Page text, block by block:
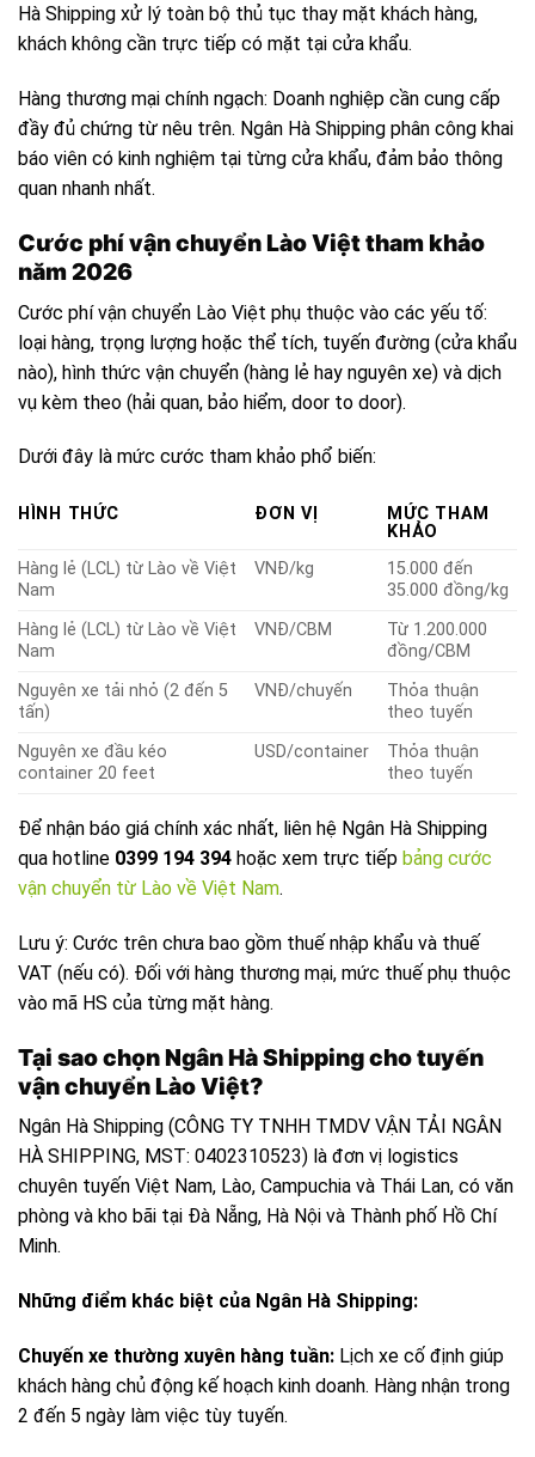
Hà Shipping xử lý toàn bộ thủ tục thay mặt khách hàng,
khách không cần trực tiếp có mặt tại cửa khẩu.
Hàng thương mại chính ngạch: Doanh nghiệp cần cung cấp
đầy đủ chứng từ nêu trên. Ngân Hà Shipping phân công khai
báo viên có kinh nghiệm tại từng cửa khẩu, đảm bảo thông
quan nhanh nhất.
Cước phí vận chuyển Lào Việt tham khảo
năm 2026
Cước phí vận chuyển Lào Việt phụ thuộc vào các yếu tố:
loại hàng, trọng lượng hoặc thể tích, tuyến đường (cửa khẩu
nào), hình thức vận chuyển (hàng lẻ hay nguyên xe) và dịch
vụ kèm theo (hải quan, bảo hiểm, door to door).
Dưới đây là mức cước tham khảo phổ biến:
HÌNH THỨC ĐƠN VỊ
MỨC THAM
KHẢO
Hàng lẻ (LCL) từ Lào về Việt
Nam
VNĐ/kg
15.000 đến
35.000 đồng/kg
Hàng lẻ (LCL) từ Lào về Việt
Nam
VNĐ/CBM
Từ 1.200.000
đồng/CBM
Nguyên xe tải nhỏ (2 đến 5
tấn)
VNĐ/chuyến
Thỏa thuận
theo tuyến
Nguyên xe đầu kéo
container 20 feet
USD/container
Thỏa thuận
theo tuyến
Để nhận báo giá chính xác nhất, liên hệ Ngân Hà Shipping
qua hotline 0399 194 394 hoặc xem trực tiếp bảng cước
vận chuyển từ Lào về Việt Nam.
Lưu ý: Cước trên chưa bao gồm thuế nhập khẩu và thuế
VAT (nếu có). Đối với hàng thương mại, mức thuế phụ thuộc
vào mã HS của từng mặt hàng.
Tại sao chọn Ngân Hà Shipping cho tuyến
vận chuyển Lào Việt?
Ngân Hà Shipping (CÔNG TY TNHH TMDV VẬN TẢI NGÂN
HÀ SHIPPING, MST: 0402310523) là đơn vị logistics
chuyên tuyến Việt Nam, Lào, Campuchia và Thái Lan, có văn
phòng và kho bãi tại Đà Nẵng, Hà Nội và Thành phố Hồ Chí
Minh.
Những điểm khác biệt của Ngân Hà Shipping:
Chuyến xe thường xuyên hàng tuần: Lịch xe cố định giúp
khách hàng chủ động kế hoạch kinh doanh. Hàng nhận trong
2 đến 5 ngày làm việc tùy tuyến.